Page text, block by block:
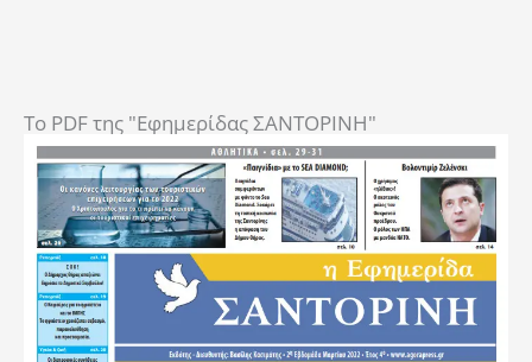
To PDF της "Εφημερίδας ΣΑΝΤΟΡΙΝΗ"